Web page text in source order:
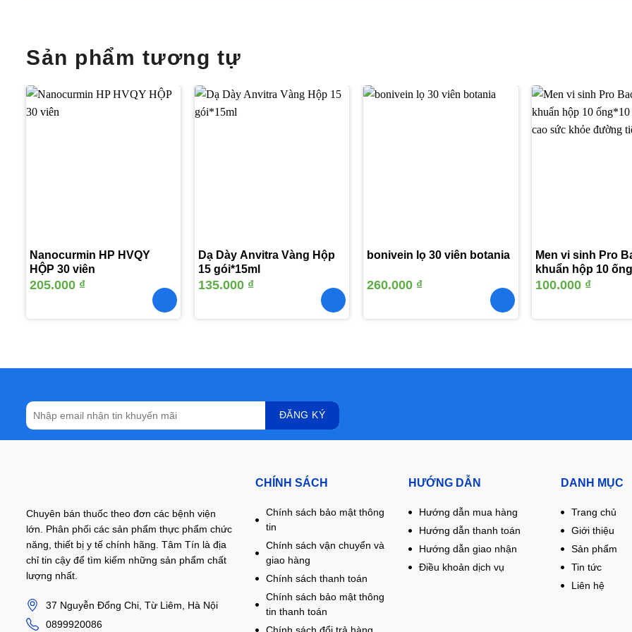
Sản phẩm tương tự
Nanocurmin HP HVQY
HỘP 30 viên
205.000 ₫
Dạ Dày Anvitra Vàng Hộp
15 gói*15ml
135.000 ₫
bonivein lọ 30 viên botania
260.000 ₫
Men vi sinh Pro
khuẩn hộp 10
nâng cao sức
100.000 ₫
Chuyên bán thuốc theo đơn các bệnh viện
lớn. Phân phối các sản phẩm thực phẩm chức
năng, thiết bị y tế chính hãng. Tâm Tín là địa
chỉ tin cậy để tìm kiếm những sản phẩm chất
lượng nhất.
37 Nguyễn Đổng Chi, Từ Liêm, Hà Nội
0899920086
CHÍNH SÁCH
Chính sách bảo mật thông
tin
Chính sách vận chuyển và
giao hàng
Chính sách thanh toán
Chính sách bảo mật thông
tin thanh toán
Chính sách đổi trả hàng
HƯỚNG DẪN
Hướng dẫn mua hàng
Hướng dẫn thanh toán
Hướng dẫn giao nhận
Điều khoản dịch vụ
DANH MỤC
Trang chủ
Giới thiệu
Sản phẩm
Tin tức
Liên hệ